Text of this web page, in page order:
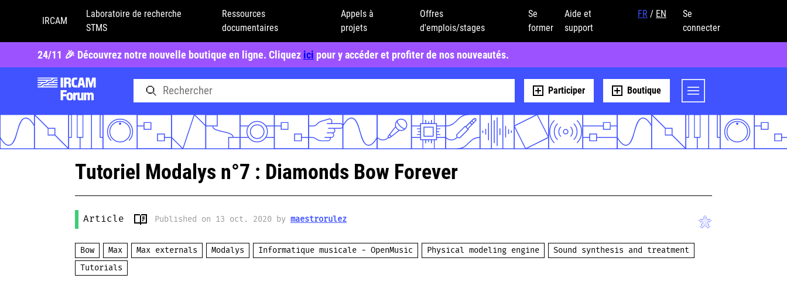
IRCAM
Laboratoire de recherche
STMS
Ressources
documentaires
Appels à
projets
Offres
d'emplois/stages
Se
former
Aide et
support
FR / EN
Se
connecter
24/11 🎉 Découvrez notre nouvelle boutique en ligne. Cliquez ici pour y accéder et profiter de nos nouveautés.
Participer Boutique
Tutoriel Modalys n°7 : Diamonds Bow Forever
Article Published on 13 oct. 2020 by maestrorulez
Bow Max Max externals Modalys Informatique musicale - OpenMusic Physical modeling engine
Sound synthesis and treatment
Tutorials